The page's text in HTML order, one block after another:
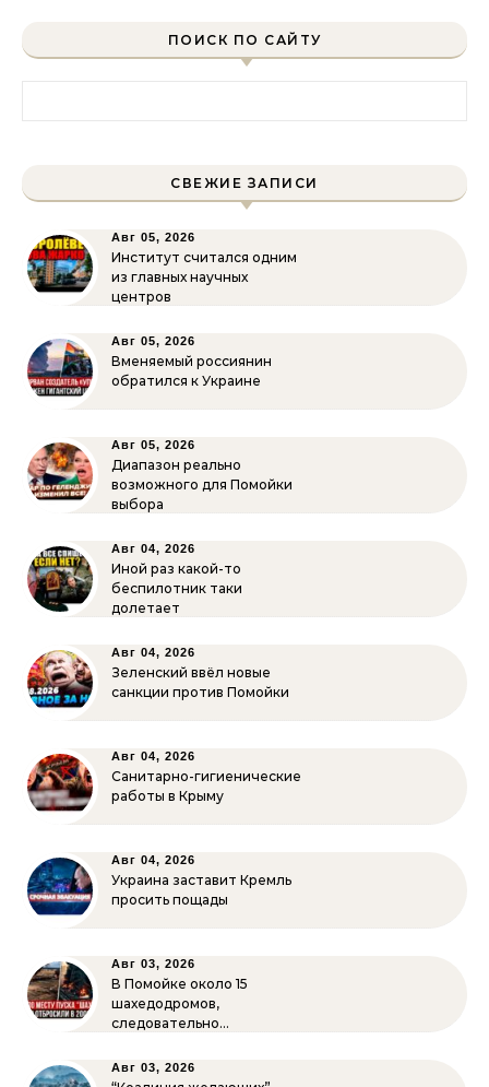
ПОИСК ПО САЙТУ
СВЕЖИЕ ЗАПИСИ
Авг 05, 2026
Институт считался одним
из главных научных
центров
Авг 05, 2026
Вменяемый россиянин
обратился к Украине
Авг 05, 2026
Диапазон реально
возможного для Помойки
выбора
Авг 04, 2026
Иной раз какой-то
беспилотник таки
долетает
Авг 04, 2026
Зеленский ввёл новые
санкции против Помойки
Авг 04, 2026
Санитарно-гигиенические
работы в Крыму
Авг 04, 2026
Украина заставит Кремль
просить пощады
Авг 03, 2026
В Помойке около 15
шахедодромов,
следовательно…
Авг 03, 2026